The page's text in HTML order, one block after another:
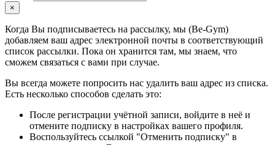
×
Когда Вы подписываетесь на рассылку, мы (Be-Gym)
добавляем ваш адрес электронной почты в соответствующий
список рассылки. Пока он хранится там, мы знаем, что
сможем связаться с вами при случае.
Вы всегда можете попросить нас удалить ваш адрес из списка.
Есть несколько способов сделать это:
После регистрации учётной записи, войдите в неё и
отмените подписку в настройках вашего профиля.
Воспользуйтесь ссылкой "Отменить подписку" в